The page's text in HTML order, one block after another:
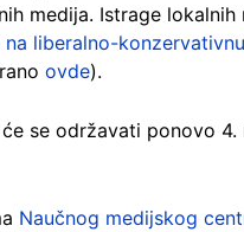
medija. Istrage lokalnih
na liberalno-
ovde).
se održavati ponovo 4.
Naučnog medijskog